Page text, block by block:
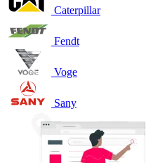
Caterpillar
Fendt
Voge
Sany